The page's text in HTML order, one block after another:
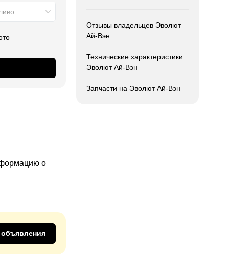
о
Отзывы владельцев Эволют
Ай-Вэн
Технические характеристики
Эволют Ай-Вэн
Запчасти на Эволют Ай-Вэн